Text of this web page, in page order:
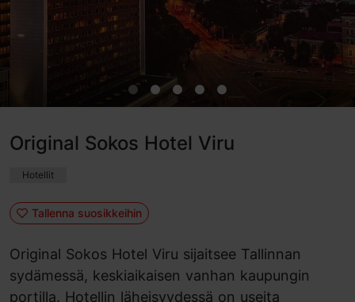
Original Sokos Hotel Viru
Hotellit
Tallenna suosikkeihin
Original Sokos Hotel Viru sijaitsee Tallinnan
sydämessä, keskiaikaisen vanhan kaupungin
portilla. Hotellin läheisyydessä on useita